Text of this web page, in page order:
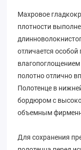
Махровое
плотности
отличается
полотно отлично
Полотенце в
бордюром с
объемным
Для сохранения